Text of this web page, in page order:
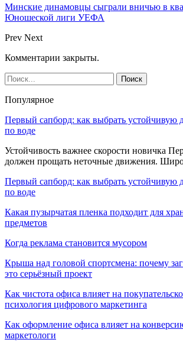
Минские динамовцы сыграли вничью в
Юношеской лиги УЕФА
Prev Next
Комментарии закрыты.
Популярное
Первый сапборд: как выбрать устойчивую
по воде
Устойчивость важнее скорости новичка
должен прощать неточные движения.
Первый сапборд: как выбрать устойчивую
по воде
Какая пузырчатая пленка подходит для
предметов
Когда реклама становится мусором
Крыша над головой спортсмена: почему
это серьёзный проект
Как чистота офиса влияет на
психология цифрового маркетинга
Как оформление офиса влияет на
маркетологи